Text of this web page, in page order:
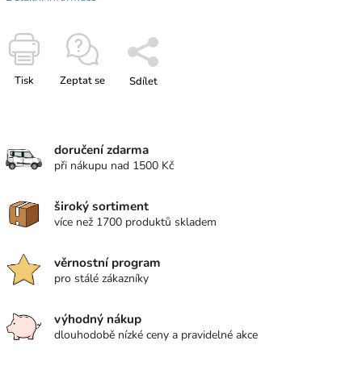
Tisk Zeptat se Sdílet
doručení zdarma
při nákupu nad 1500 Kč
široký sortiment
více než 1700 produktů skladem
věrnostní program
pro stálé zákazníky
výhodný nákup
dlouhodobě nízké ceny a pravidelné akce